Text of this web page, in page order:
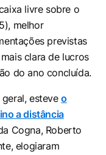
livre sobre o
melhor
previstas
clara de lucros
do ano concluída.
geral, esteveo
a distância
Cogna, Roberto
elogiaram